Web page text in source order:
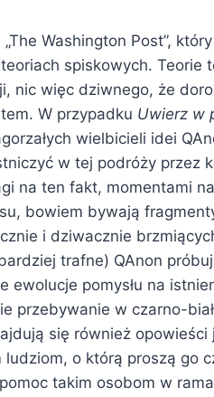
Washington Post”,
spiskowych. Teorie
nic więc dziwnego, że
W przypadku Uwierz w
wielbicieli idei
w tej podróży przez
na ten fakt, momentami
bowiem bywają
i dziwacznie
trafne) QAnon
ewolucje pomysłu na
przebywanie w czarno-
się również
o którą proszą go
takim osobom w